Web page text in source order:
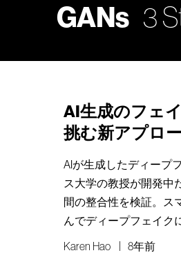
GANs 3
AI生成のフェ
挑む新アプロ
AIが生成したディープ
ス大学の教授が開発中
間の整合性を検証。ス
んでディープフェイク
Karen Hao 8年前